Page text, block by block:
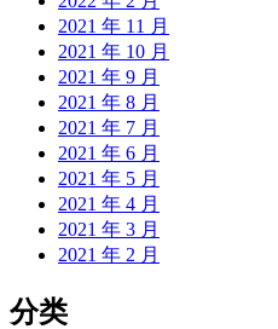
2021 年 11 月
2021 年 10 月
2021 年 9 月
2021 年 8 月
2021 年 7 月
2021 年 6 月
2021 年 5 月
2021 年 4 月
2021 年 3 月
2021 年 2 月
分类